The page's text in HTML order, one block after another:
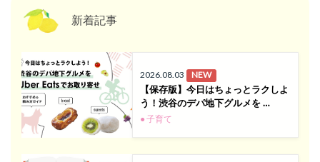
新着記事
2026.08.03 NEW
【保存版】今日はちょっとラクしよ
う！渋谷のデパ地下グルメを …
● 子育て